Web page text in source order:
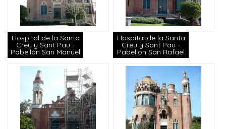
Hospital de la Santa
Creu y Sant Pau -
Pabellón San Manuel
Hospital de la Santa
Creu y Sant Pau -
Pabellón San Rafael